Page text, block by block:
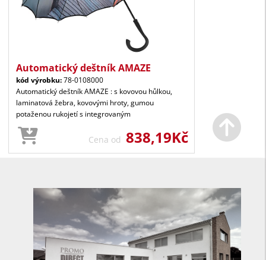
Automatický deštník AMAZE
kód výrobku:78-0108000
Automatický deštník AMAZE : s kovovou hůlkou,
laminatová žebra, kovovými hroty, gumou
potaženou rukojetí s integrovaným
Cena od 838,19Kč